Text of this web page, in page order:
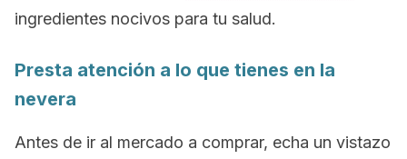
ingredientes nocivos para tu salud.
Presta atención a lo que tienes en la
nevera
Antes de ir al mercado a comprar, echa un vistazo